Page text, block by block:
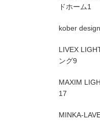
ドホーム1
kober
LIVEX
ング9
MAXIM
17
MINKA-